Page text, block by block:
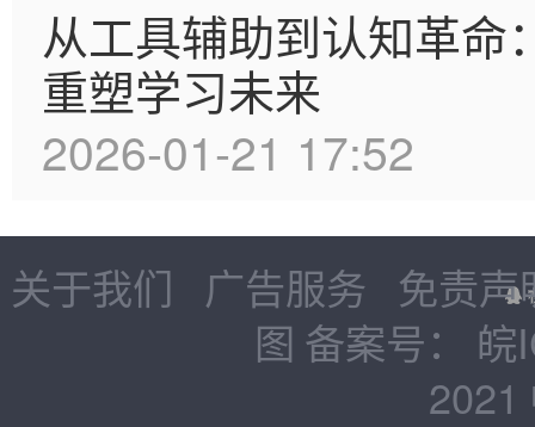
从工具辅助到认知革命
重塑学习未来
2026-01-21 17:52
关于我们 广告服务 免责声
图 备案号：
皖
2021